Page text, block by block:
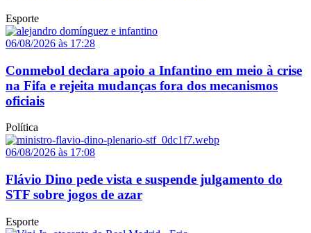
Esporte
06/08/2026 às 17:28
Conmebol declara apoio a Infantino em meio à crise
na Fifa e rejeita mudanças fora dos mecanismos
oficiais
Política
06/08/2026 às 17:08
Flávio Dino pede vista e suspende julgamento do
STF sobre jogos de azar
Esporte